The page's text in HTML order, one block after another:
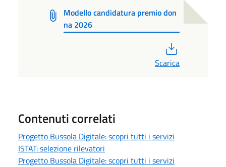
Modello candidatura premio don
na 2026
Scarica
Contenuti correlati
Progetto Bussola Digitale: scopri tutti i servizi
ISTAT: selezione rilevatori
Progetto Bussola Digitale: scopri tutti i servizi